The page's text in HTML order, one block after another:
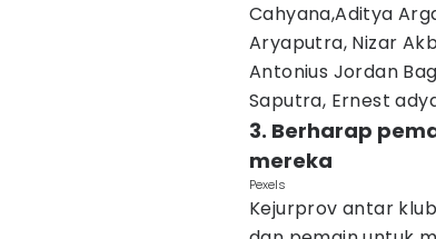
Cahyana,Aditya
Aryaputra, Nizar
Antonius Jordan
Saputra, Ernest
3. Berharap
mereka
Pexels
Kejurprov antar